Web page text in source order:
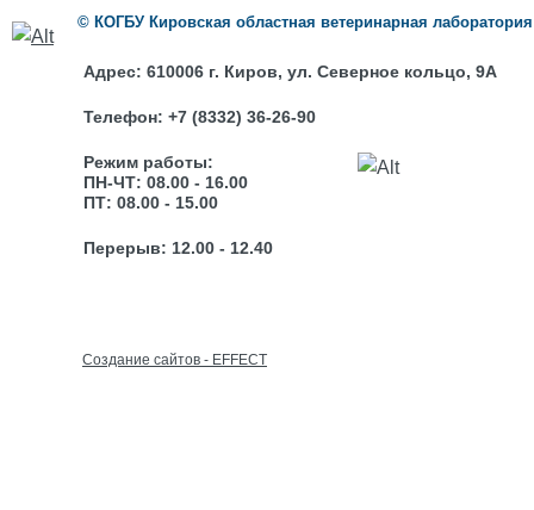
© КОГБУ Кировская областная ветеринарная лаборатория
Адрес: 610006 г. Киров, ул. Северное кольцо, 9А
Телефон: +7 (8332) 36-26-90
Режим работы:
ПН-ЧТ: 08.00 - 16.00
ПТ: 08.00 - 15.00
Перерыв: 12.00 - 12.40
Cоздание сайтов - EFFECT